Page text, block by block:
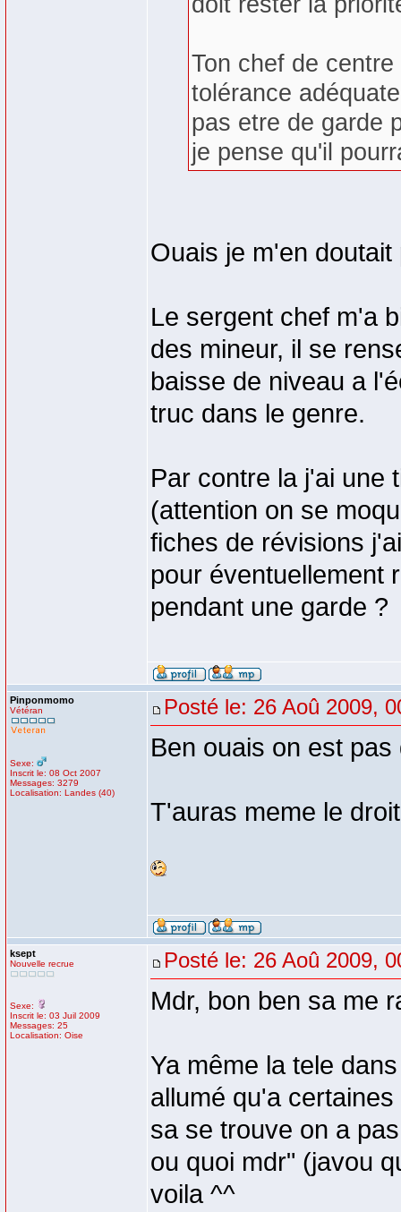
Ton chef de
tolérance
pas etre de garde
je pense qu'il
Ouais je m'en
Le sergent chef m'a
des mineur, il se
baisse de niveau a
truc dans le genre.
Par contre la j'ai une
(attention on se
fiches de révisions
pour éventuellement
pendant une garde ?
Pinponmomo
Vétéran
Sexe:
Inscrit le: 08 Oct 2007
Messages: 3279
Localisation: Landes (40)
Posté le: 26 Aoû 2009,
Ben ouais on est
T'auras meme le
ksept
Nouvelle recrue
Sexe:
Inscrit le: 03 Juil 2009
Messages: 25
Localisation: Oise
Posté le: 26 Aoû 2009,
Mdr, bon ben sa me
Ya même la tele
allumé qu'a
sa se trouve on a
ou quoi mdr" (javou
voila ^^